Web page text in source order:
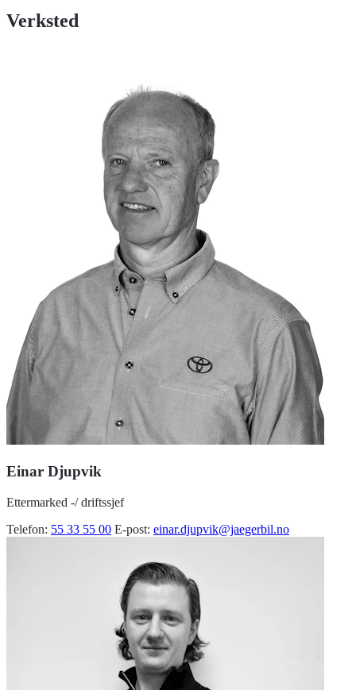
Verksted
Einar Djupvik
Ettermarked -/ driftssjef
Telefon: 55 33 55 00 E-post: einar.djupvik@jaegerbil.no